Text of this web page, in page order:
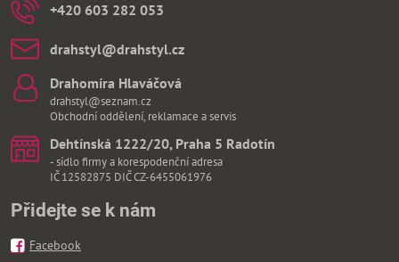
+420 603 282 053
drahstyl​@drahstyl​.cz
Drahomíra Hlaváčová
drahstyl@seznam.cz
Obchodní oddělení, reklamace a servis
Dehtínská 1222/20, Praha 5 Radotín
- sídlo firmy a korespodenční adresa
IČ 12582875 DIČ CZ-6455061976
Přidejte se k nám
Facebook